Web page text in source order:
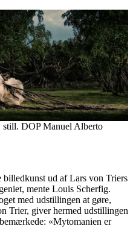
still. DOP Manuel Alberto
ud af Lars von Triers
mente Louis Scherfig.
med udstillingen at gøre,
Trier, giver hermed udstillingen
«Mytomanien er